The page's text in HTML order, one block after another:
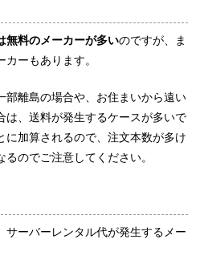
無料のメーカーが多いのですが、ま
ーもあります。
部離島の場合や、お住まいから遠い
は、送料が発生するケースが多いで
に加算されるので、注文本数が多け
のでご注意してください。
サーバーレンタル代が発生するメー